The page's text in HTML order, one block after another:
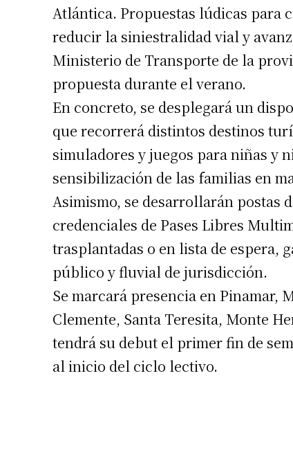
Atlántica. Propuestas lúdicas para
reducir la siniestralidad vial y
Ministerio de Transporte de la
propuesta durante el verano.
En concreto, se desplegará un
que recorrerá distintos destinos
simuladores y juegos para niñas y
sensibilización de las familias en
Asimismo, se desarrollarán postas
credenciales de Pases Libres
trasplantadas o en lista de espera,
público y fluvial de jurisdicción.
Se marcará presencia en Pinamar,
Clemente, Santa Teresita, Monte
tendrá su debut el primer fin de
al inicio del ciclo lectivo.